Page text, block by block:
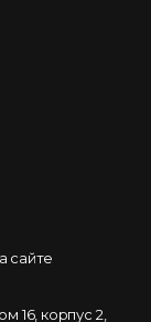
сайте
16, корпус 2,